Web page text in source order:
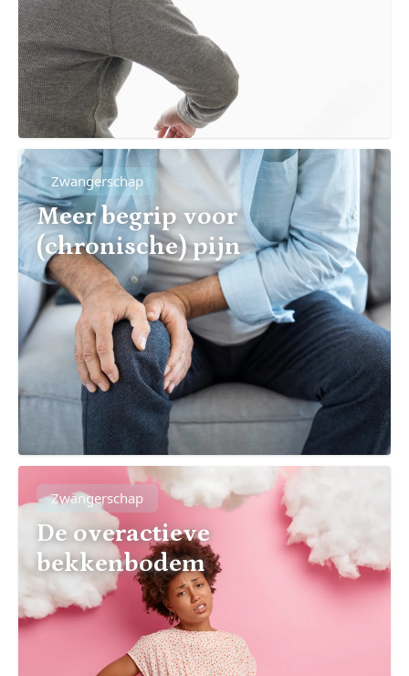
Zwangerschap
Meer begrip voor
(chronische) pijn
Zwangerschap
De overactieve
bekkenbodem